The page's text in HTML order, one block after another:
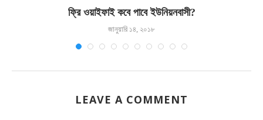
ফ্রি ওয়াইফাই কবে পাবে ইউনিয়নবাসী?
জানুয়ারি ১৪, ২০১৮
LEAVE A COMMENT